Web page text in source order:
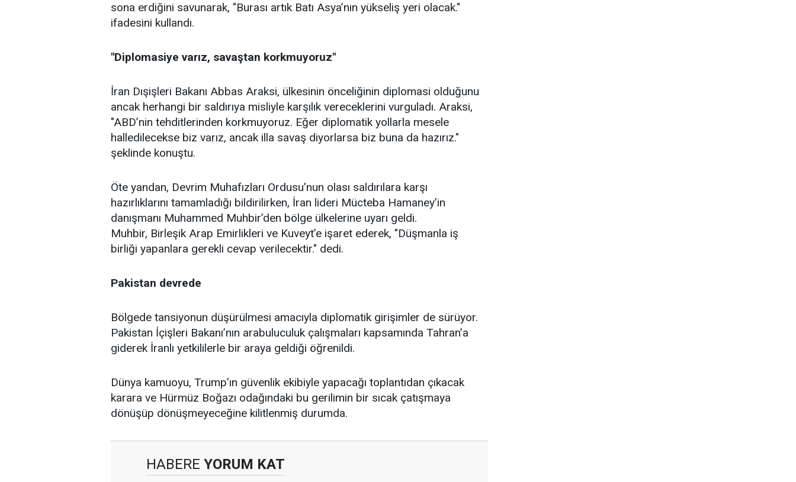
sona erdiğini savunarak, "Burası artık Batı Asya’nın yükseliş yeri olacak."
ifadesini kullandı.
"Diplomasiye varız, savaştan korkmuyoruz"
İran Dışişleri Bakanı Abbas Araksi, ülkesinin önceliğinin diplomasi olduğunu
ancak herhangi bir saldırıya misliyle karşılık vereceklerini vurguladı. Araksi,
"ABD’nin tehditlerinden korkmuyoruz. Eğer diplomatik yollarla mesele
halledilecekse biz varız, ancak illa savaş diyorlarsa biz buna da hazırız."
şeklinde konuştu.
Öte yandan, Devrim Muhafızları Ordusu’nun olası saldırılara karşı
hazırlıklarını tamamladığı bildirilirken, İran lideri Mücteba Hamaney’in
danışmanı Muhammed Muhbir’den bölge ülkelerine uyarı geldi.
Muhbir, Birleşik Arap Emirlikleri ve Kuveyt’e işaret ederek, "Düşmanla iş
birliği yapanlara gerekli cevap verilecektir." dedi.
Pakistan devrede
Bölgede tansiyonun düşürülmesi amacıyla diplomatik girişimler de sürüyor.
Pakistan İçişleri Bakanı’nın arabuluculuk çalışmaları kapsamında Tahran’a
giderek İranlı yetkililerle bir araya geldiği öğrenildi.
Dünya kamuoyu, Trump’ın güvenlik ekibiyle yapacağı toplantıdan çıkacak
karara ve Hürmüz Boğazı odağındaki bu gerilimin bir sıcak çatışmaya
dönüşüp dönüşmeyeceğine kilitlenmiş durumda.
HABERE YORUM KAT